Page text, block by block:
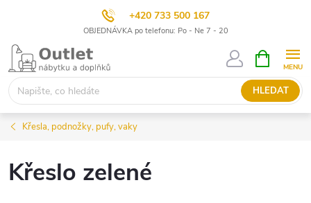
+420 733 500 167
OBJEDNÁVKA po telefonu: Po - Ne 7 - 20
Přejít
obsah
HLEDAT
NÁKUPNÍ
KOŠÍK
Křesla, podnožky, pufy, vaky
Křeslo zelené